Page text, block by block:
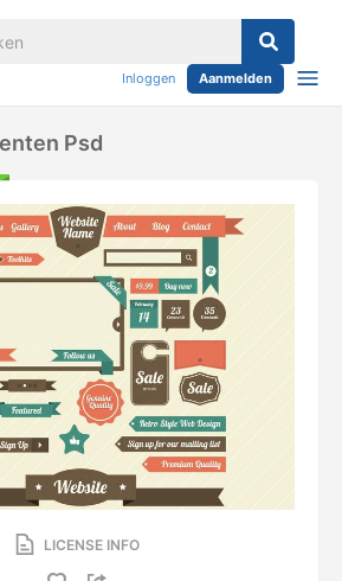
Inloggen Aanmelden
Psd
LICENSE INFO